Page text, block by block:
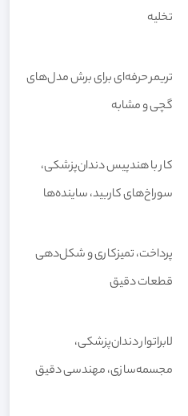
تخلیه
تریمر حرفه‌ای برای برش مدل‌های
گچی و مشابه
کار با هندپیس دندان‌پزشکی،
سوراخ‌های کاربید، ساینده‌ها
پرداخت، تمیزکاری و شکل‌دهی
قطعات دقیق
لابراتوار دندان‌پزشکی،
مجسمه‌سازی، مهندسی دقیق